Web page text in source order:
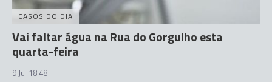
CASOS DO DIA
Vai faltar água na Rua do Gorgulho esta
quarta-feira
9 Jul 18:48